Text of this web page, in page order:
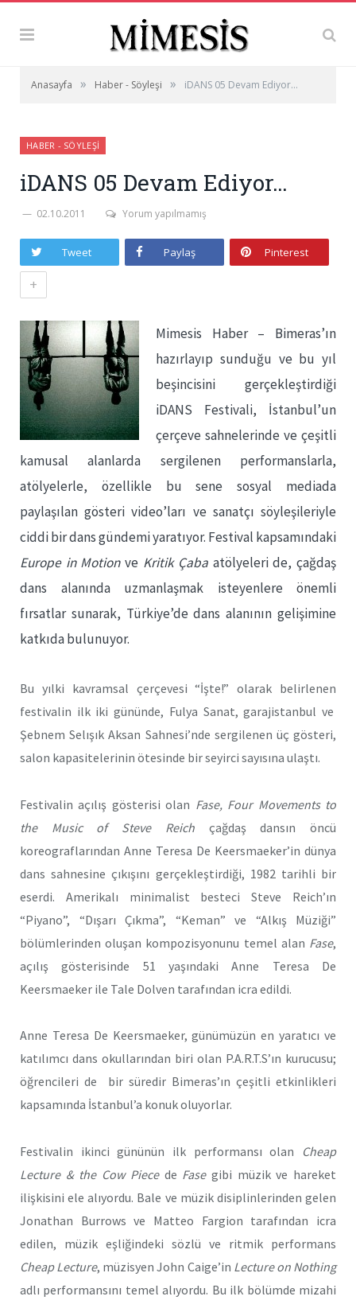
Anasayfa » Haber - Söyleşi » iDANS 05 Devam Ediyor…
HABER - SÖYLEŞI
iDANS 05 Devam Ediyor…
02.10.2011 Yorum yapılmamış
Tweet Paylaş Pinterest
+
Mimesis Haber – Bimeras’ın
hazırlayıp sunduğu ve bu yıl
beşincisini gerçekleştirdiği
iDANS Festivali, İstanbul’un
çerçeve sahnelerinde ve çeşitli
kamusal alanlarda sergilenen performanslarla,
atölyelerle, özellikle bu sene sosyal mediada
paylaşılan gösteri video’ları ve sanatçı söyleşileriyle
ciddi bir dans gündemi yaratıyor. Festival kapsamındaki
Europe in Motionve Kritik Çaba atölyeleri de, çağdaş
dans alanında uzmanlaşmak isteyenlere önemli
fırsatlar sunarak, Türkiye’de dans alanının gelişimine
katkıda bulunuyor.
Bu yılki kavramsal çerçevesi “İşte!” olarak belirlenen
festivalin ilk iki gününde, Fulya Sanat, garajistanbul ve
Şebnem Selışık Aksan Sahnesi’nde sergilenen üç gösteri,
salon kapasitelerinin ötesinde bir seyirci sayısına ulaştı.
Festivalin açılış gösterisi olan Fase, Four Movements to
the Music of Steve Reichçağdaş dansın öncü
koreograflarından Anne Teresa De Keersmaeker’in dünya
dans sahnesine çıkışını gerçekleştirdiği, 1982 tarihli bir
eserdi. Amerikalı minimalist besteci Steve Reich’ın
“Piyano”, “Dışarı Çıkma”, “Keman” ve “Alkış Müziği”
bölümlerinden oluşan kompozisyonunu temel alan Fase,
açılış gösterisinde 51 yaşındaki Anne Teresa De
Keersmaeker ile Tale Dolven tarafından icra edildi.
Anne Teresa De Keersmaeker, günümüzün en yaratıcı ve
katılımcı dans okullarından biri olan P.A.R.T.S’ın kurucusu;
öğrencileri de bir süredir Bimeras’ın çeşitli etkinlikleri
kapsamında İstanbul’a konuk oluyorlar.
Festivalin ikinci gününün ilk performansı olan Cheap
Lecture & the Cow Piece de Fasegibi müzik ve hareket
ilişkisini ele alıyordu. Bale ve müzik disiplinlerinden gelen
Jonathan Burrows ve Matteo Fargion tarafından icra
edilen, müzik eşliğindeki sözlü ve ritmik performans
Cheap Lecture, müzisyen John Caige’in Lecture on Nothing
adlı performansını temel alıyordu. Bu ilk bölümde mizahi